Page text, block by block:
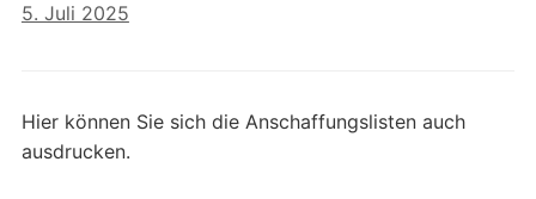
5. Juli 2025
Hier können Sie sich die Anschaffungslisten auch
ausdrucken.